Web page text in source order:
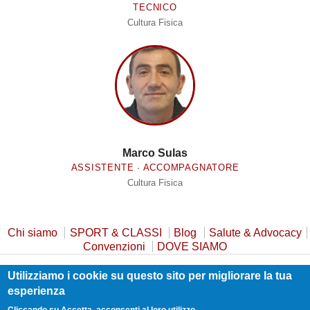
TECNICO
Cultura Fisica
Marco Sulas
ASSISTENTE · ACCOMPAGNATORE
Cultura Fisica
Chi siamo SPORT & CLASSI Blog
Salute & Advocacy
Convenzioni
DOVE SIAMO
Privacy Policy Cookie Policy
Safeguarding
Utilizziamo i cookie su questo sito per migliorare la tua
esperienza